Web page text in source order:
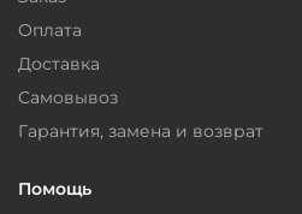
Оплата
Доставка
Самовывоз
Гарантия, замена и возврат
Помощь